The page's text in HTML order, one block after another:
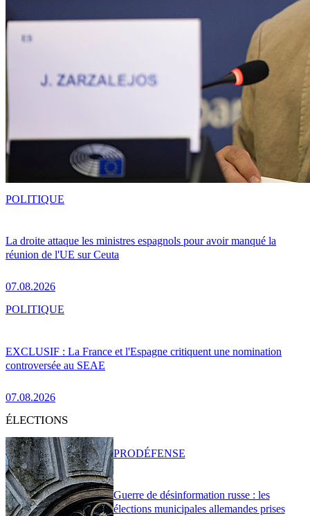
La droite attaque les ministres espagnols pour avoir manqué la
réunion de l'UE sur Ceuta
07.08.2026
POLITIQUE
EXCLUSIF : La France et l'Espagne critiquent une nomination
controversée au SEAE
07.08.2026
POLITIQUE
ÉLECTIONS
Guerre de désinformation russe : les
élections municipales allemandes prises
PRODÉFENSE